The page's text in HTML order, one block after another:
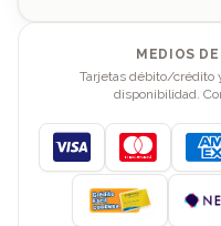
MEDIOS
Tarjetas débito/crédito
disponibilidad.
Visa